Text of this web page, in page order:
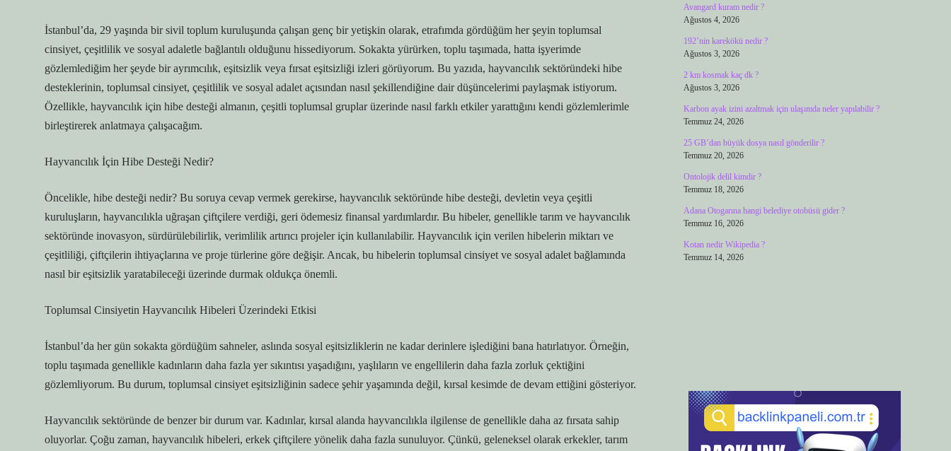
İstanbul’da, 29 yaşında bir sivil toplum kuruluşunda çalışan genç bir yetişkin olarak, etrafımda gördüğüm her şeyin toplumsal
cinsiyet, çeşitlilik ve sosyal adaletle bağlantılı olduğunu hissediyorum. Sokakta yürürken, toplu taşımada, hatta işyerimde
gözlemlediğim her şeyde bir ayrımcılık, eşitsizlik veya fırsat eşitsizliği izleri görüyorum. Bu yazıda, hayvancılık sektöründeki hibe
desteklerinin, toplumsal cinsiyet, çeşitlilik ve sosyal adalet açısından nasıl şekillendiğine dair düşüncelerimi paylaşmak istiyorum.
Özellikle, hayvancılık için hibe desteği almanın, çeşitli toplumsal gruplar üzerinde nasıl farklı etkiler yarattığını kendi gözlemlerimle
birleştirerek anlatmaya çalışacağım.
Hayvancılık İçin Hibe Desteği Nedir?
Öncelikle, hibe desteği nedir? Bu soruya cevap vermek gerekirse, hayvancılık sektöründe hibe desteği, devletin veya çeşitli
kuruluşların, hayvancılıkla uğraşan çiftçilere verdiği, geri ödemesiz finansal yardımlardır. Bu hibeler, genellikle tarım ve hayvancılık
sektöründe inovasyon, sürdürülebilirlik, verimlilik artırıcı projeler için kullanılabilir. Hayvancılık için verilen hibelerin miktarı ve
çeşitliliği, çiftçilerin ihtiyaçlarına ve proje türlerine göre değişir. Ancak, bu hibelerin toplumsal cinsiyet ve sosyal adalet bağlamında
nasıl bir eşitsizlik yaratabileceği üzerinde durmak oldukça önemli.
Toplumsal Cinsiyetin Hayvancılık Hibeleri Üzerindeki Etkisi
İstanbul’da her gün sokakta gördüğüm sahneler, aslında sosyal eşitsizliklerin ne kadar derinlere işlediğini bana hatırlatıyor. Örneğin,
toplu taşımada genellikle kadınların daha fazla yer sıkıntısı yaşadığını, yaşlıların ve engellilerin daha fazla zorluk çektiğini
gözlemliyorum. Bu durum, toplumsal cinsiyet eşitsizliğinin sadece şehir yaşamında değil, kırsal kesimde de devam ettiğini gösteriyor.
Hayvancılık sektöründe de benzer bir durum var. Kadınlar, kırsal alanda hayvancılıkla ilgilense de genellikle daha az fırsata sahip
oluyorlar. Çoğu zaman, hayvancılık hibeleri, erkek çiftçilere yönelik daha fazla sunuluyor. Çünkü, geleneksel olarak erkekler, tarım
Avangard kuram nedir ?
Ağustos 4, 2026
192’nin karekökü nedir ?
Ağustos 3, 2026
2 km kosmak kaç dk ?
Ağustos 3, 2026
Karbon ayak izini azaltmak için ulaşımda neler yapılabilir ?
Temmuz 24, 2026
25 GB’dan büyük dosya nasıl gönderilir ?
Temmuz 20, 2026
Ontolojik delil kimdir ?
Temmuz 18, 2026
Adana Otogarına hangi belediye otobüsü gider ?
Temmuz 16, 2026
Kotan nedir Wikipedia ?
Temmuz 14, 2026